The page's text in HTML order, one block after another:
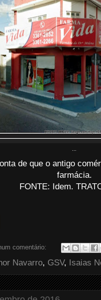
de que o antigo
farmácia.
FONTE: Idem.
e
comentário:
Navarro, GSV, Isaias